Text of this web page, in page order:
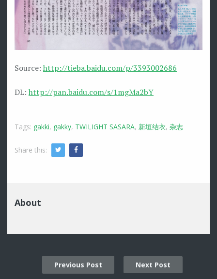
Source: http://tieba.baidu.com/p/3393002686
DL: http://pan.baidu.com/s/1mgMa2bY
Tags: gakki, gakky, TWILIGHT SASARA, 新垣结衣, 杂志
Share this: Twitter
About
Previous Post Next Post